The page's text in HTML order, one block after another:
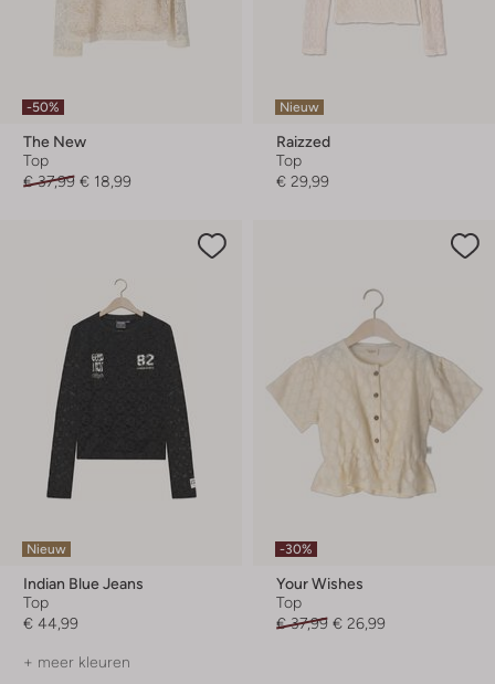
-50%
The New
Top
€ 37,99 € 18,99
Nieuw
Raizzed
Top
€ 29,99
Nieuw
Indian Blue Jeans
Top
€ 44,99
+ meer kleuren
-30%
Your Wishes
Top
€ 37,99 € 26,99